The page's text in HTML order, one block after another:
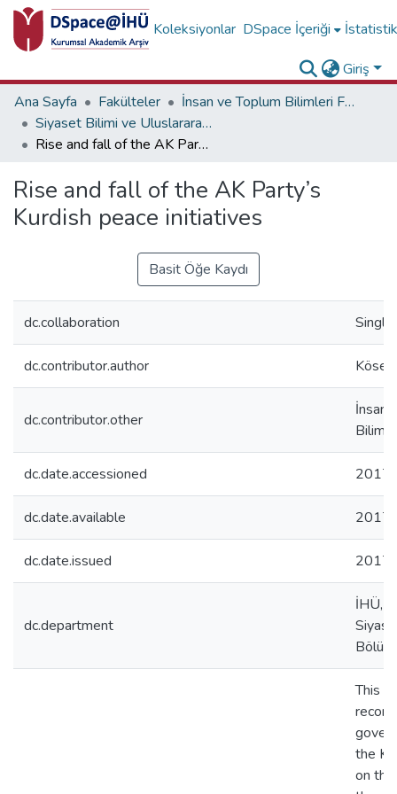
Koleksiyonlar DSpace İçeriği
Giriş
Ana Sayfa
Fakülteler
İnsan ve Toplum Bilimleri Fakültesi
Siyaset Bilimi ve Uluslararası İlişkiler Bölümü Koleksiyonu
Rise and fall of the AK Party’s Kurdish peace initiatives
Rise and fall of the AK Party’s
Kurdish peace initiatives
Basit Öğe Kaydı
dc.collaboration
dc.contributor.author Köse,
dc.contributor.other
İnsan
Bilimi
dc.date.accessioned
dc.date.available
dc.date.issued 2017
dc.department
İHÜ,
This
the
on